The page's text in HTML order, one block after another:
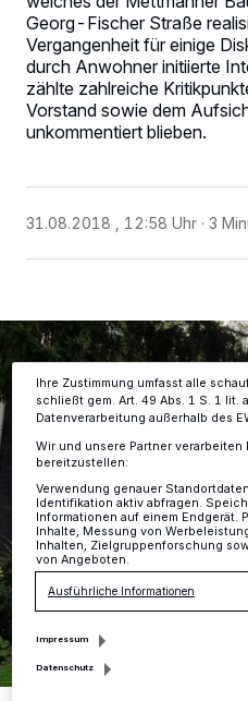
Georg-Fischer Straße
Vergangenheit für einige
durch Anwohner initiierte
zählte zahlreiche
Vorstand sowie dem
unkommentiert blieben.
31.08.2018 , 12:58 Uhr 3
Tracking-Technologien für die unter
verarbeiten Daten, um Ihnen
Einstellungen oder Ablehnen am
Ihre Einstellungen gelten innerhalb
Informationen finden Sie in unserer
Ihre Zustimmung umfasst alle
schließt gem. Art. 49 Abs. 1 S. 1 lit.
Datenverarbeitung außerhalb des
Wir und unsere Partner verarbeiten
bereitzustellen:
Verwendung genauer
Identifikation aktiv abfragen.
Informationen auf einem Endgerät.
Inhalte, Messung von
Inhalten, Zielgruppenforschung
von Angeboten.
Ausführliche Informationen
Impressum
Datenschutz